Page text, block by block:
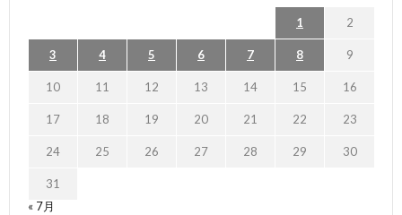
1 2
3 4 5 6 7 8 9
10 11 12 13 14 15 16
17 18 19 20 21 22 23
24 25 26 27 28 29 30
31
« 7月